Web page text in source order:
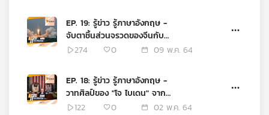
EP. 19: รู้ข่าว รู้ภาษาอังกฤษ -
จับตาชิ้นส่วนจรวดของจีนกับ
ความเสี่ยงที่จะตกสู่พื้นโลก
274 0 09 พ.ค. 64
EP. 18: รู้ข่าว รู้ภาษาอังกฤษ -
วาทศิลป์ของ "โจ ไบเดน" จาก
แถลงผลงาน 100 วันแรก
122 0 02 พ.ค. 64